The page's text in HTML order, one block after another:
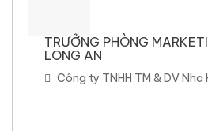
TRƯỞNG PHÒNG
LONG AN
Công ty TNHH TM & DV